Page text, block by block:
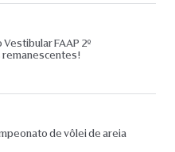
FAAP 2º
de vôlei de areia